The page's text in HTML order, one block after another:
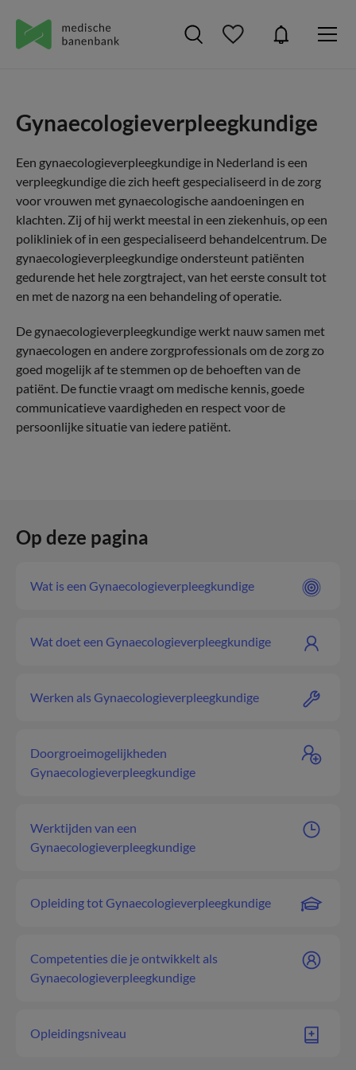
Gynaecologieverpleegkundige
Een gynaecologieverpleegkundige in Nederland is een
verpleegkundige die zich heeft gespecialiseerd in de zorg
voor vrouwen met gynaecologische aandoeningen en
klachten. Zij of hij werkt meestal in een ziekenhuis, op een
polikliniek of in een gespecialiseerd behandelcentrum. De
gynaecologieverpleegkundige ondersteunt patiënten
gedurende het hele zorgtraject, van het eerste consult tot
en met de nazorg na een behandeling of operatie.
De gynaecologieverpleegkundige werkt nauw samen met
gynaecologen en andere zorgprofessionals om de zorg zo
goed mogelijk af te stemmen op de behoeften van de
patiënt. De functie vraagt om medische kennis, goede
communicatieve vaardigheden en respect voor de
persoonlijke situatie van iedere patiënt.
Op deze pagina
Wat is een Gynaecologieverpleegkundige
Wat doet een Gynaecologieverpleegkundige
Werken als Gynaecologieverpleegkundige
Doorgroeimogelijkheden
Gynaecologieverpleegkundige
Werktijden van een
Gynaecologieverpleegkundige
Opleiding tot Gynaecologieverpleegkundige
Competenties die je ontwikkelt als
Gynaecologieverpleegkundige
Opleidingsniveau